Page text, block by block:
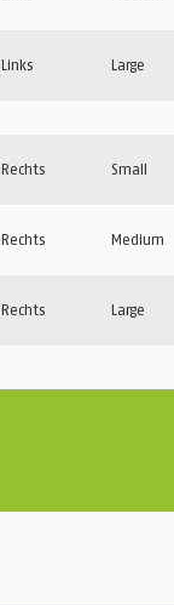
Links Large
Rechts Small
Rechts Medium
Rechts Large